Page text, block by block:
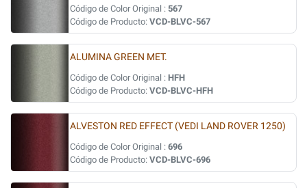
Código de Color Original : 567
Código de Producto: VCD-BLVC-567
ALUMINA GREEN MET.
Código de Color Original : HFH
Código de Producto: VCD-BLVC-HFH
ALVESTON RED EFFECT (VEDI LAND ROVER 1250)
Código de Color Original : 696
Código de Producto: VCD-BLVC-696